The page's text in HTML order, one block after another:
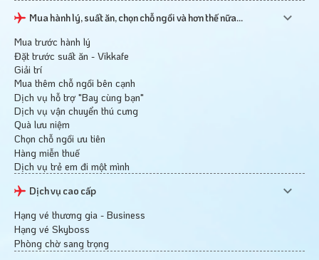
Mua hành lý, suất ăn, chọn chỗ ngồi và hơn thế nữa...
Mua trước hành lý
Đặt trước suất ăn - Vikkafe
Giải trí
Mua thêm chỗ ngồi bên cạnh
Dịch vụ hỗ trợ "Bay cùng bạn"
Dịch vụ vận chuyển thú cưng
Quà lưu niệm
Chọn chỗ ngồi ưu tiên
Hàng miễn thuế
Dịch vụ trẻ em đi một mình
Dịch vụ cao cấp
Hạng vé thương gia - Business
Hạng vé Skyboss
Phòng chờ sang trọng